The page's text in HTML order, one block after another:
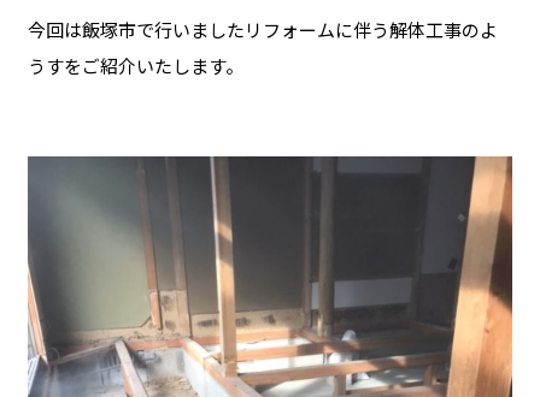
今回は飯塚市で行いましたリフォームに伴う解体工事のよ
うすをご紹介いたします。